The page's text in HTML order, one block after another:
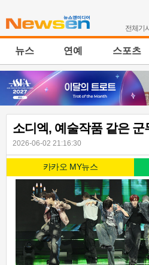
전체기
뉴스 연예 스포츠
소디엑, 예술작품 같은 군
2026-06-02 21:16:30
카카오 MY뉴스